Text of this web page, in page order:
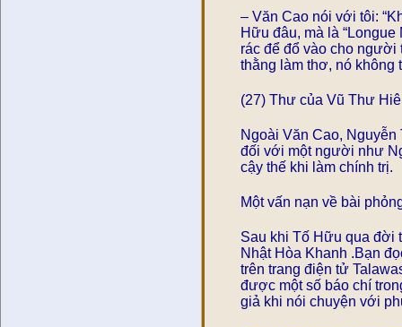
– Văn Cao nói với tôi:
Hữu đâu, mà là
rác để đổ vào cho người
thằng làm thơ, nó không
(27) Thư của Vũ Thư
Ngoài Văn Cao,
đối với một người như
cậy thế khi làm chính trị.
Một vấn nạn về bài
Sau khi Tố Hữu qua đời
Nhật Hòa Khanh .Bạn
trên trang điện tử
được một số báo chí
giả khi nói chuyện với